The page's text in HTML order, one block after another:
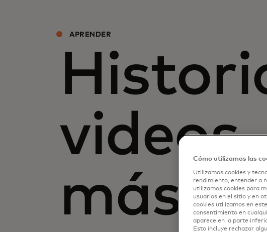
APRENDER
más
Cómo utilizamos las
Utilizamos cookies y
rendimiento, entender a
utilizamos cookies para
usuarios en el sitio y en
cookies utilizamos en
consentimiento en
aparece en la parte
Esto incluye rechazar